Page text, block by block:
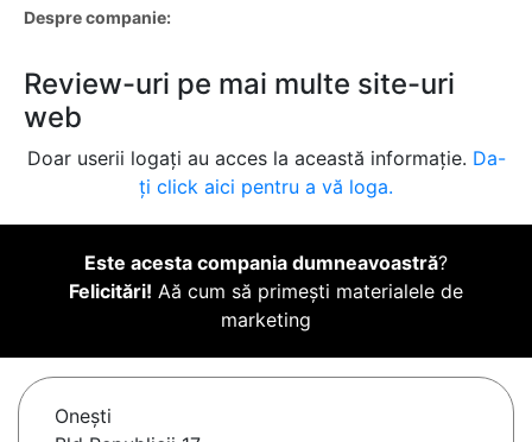
Despre companie:
Review-uri pe mai multe site-uri
web
Doar userii logați au acces la această informație. Da-
ți click aici pentru a vă loga.
Este acesta compania dumneavoastră?
Felicitări! Aă cum să primești materialele de
marketing
Oneşti